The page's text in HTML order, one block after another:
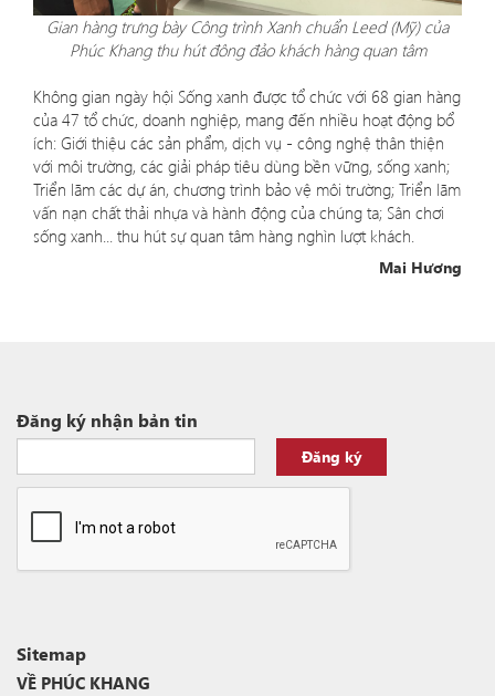
Gian hàng trưng bày Công trình Xanh chuẩn Leed (Mỹ) của
Phúc Khang thu hút đông đảo khách hàng quan tâm
Không gian ngày hội Sống xanh được tổ chức với 68 gian hàng
của 47 tổ chức, doanh nghiệp, mang đến nhiều hoạt động bổ
ích: Giới thiệu các sản phẩm, dịch vụ - công nghệ thân thiện
với môi trường, các giải pháp tiêu dùng bền vững, sống xanh;
Triển lãm các dự án, chương trình bảo vệ môi trường; Triển lãm
vấn nạn chất thải nhựa và hành động của chúng ta; Sân chơi
sống xanh... thu hút sự quan tâm hàng nghìn lượt khách.
Mai Hương
Đăng ký nhận bản tin
Đăng ký
Sitemap
VỀ PHÚC KHANG